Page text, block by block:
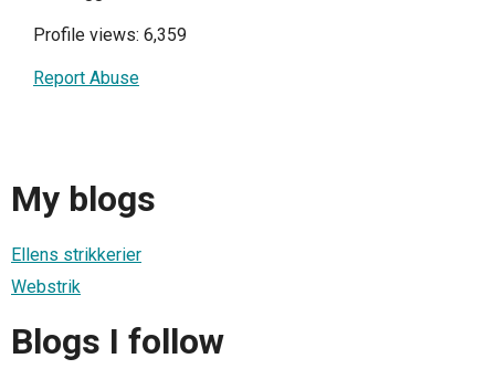
Profile views: 6,359
Report Abuse
My blogs
Ellens strikkerier
Webstrik
Blogs I follow